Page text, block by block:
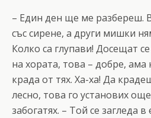
– Един ден ще ме разбереш.
със сирене, а други мишки
Колко са глупави! Досещат
на хората, това – добре, ама
крада от тях. Ха-ха! Да
лесно, това го установих
забогатях. – Той се загледа